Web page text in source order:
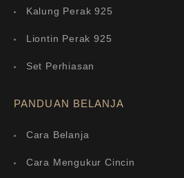
Kalung Perak 925
Liontin Perak 925
Set Perhiasan
PANDUAN BELANJA
Cara Belanja
Cara Mengukur Cincin